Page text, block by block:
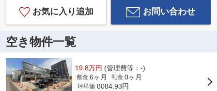
お気に入り追加 お問い合わせ
空き物件一覧
19.8万円 (管理費等：-)
敷金 6ヶ月 礼金 0ヶ月
坪単価 8084.93円